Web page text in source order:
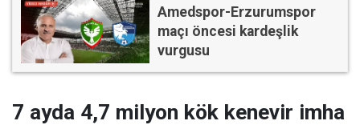
Amedspor-Erzurumspor
maçı öncesi kardeşlik
vurgusu
7 ayda 4,7 milyon kök kenevir imha